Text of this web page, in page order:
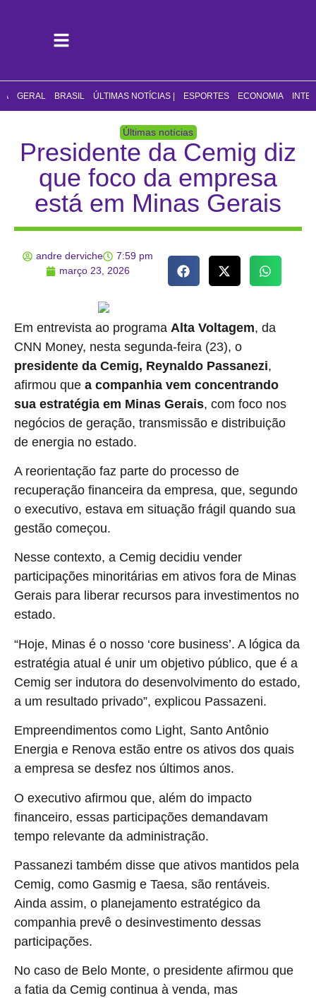
GERAL BRASIL ÚLTIMAS NOTÍCIAS | ESPORTES ECONOMIA
Últimas notícias
Presidente da Cemig diz
que foco da empresa
está em Minas Gerais
andre derviche
7:59 pm
março 23, 2026
Em entrevista ao programa Alta Voltagem, da
CNN Money, nesta segunda-feira (23), o
presidente da Cemig, Reynaldo Passanezi,
afirmou que a companhia vem concentrando
sua estratégia em Minas Gerais, com foco nos
negócios de geração, transmissão e distribuição
de energia no estado.
A reorientação faz parte do processo de
recuperação financeira da empresa, que, segundo
o executivo, estava em situação frágil quando sua
gestão começou.
Nesse contexto, a Cemig decidiu vender
participações minoritárias em ativos fora de Minas
Gerais para liberar recursos para investimentos no
estado.
“Hoje, Minas é o nosso ‘core business’. A lógica da
estratégia atual é unir um objetivo público, que é a
Cemig ser indutora do desenvolvimento do estado,
a um resultado privado”, explicou Passazeni.
Empreendimentos como Light, Santo Antônio
Energia e Renova estão entre os ativos dos quais
a empresa se desfez nos últimos anos.
O executivo afirmou que, além do impacto
financeiro, essas participações demandavam
tempo relevante da administração.
Passanezi também disse que ativos mantidos pela
Cemig, como Gasmig e Taesa, são rentáveis.
Ainda assim, o planejamento estratégico da
companhia prevê o desinvestimento dessas
participações.
No caso de Belo Monte, o presidente afirmou que
a fatia da Cemig continua à venda, mas